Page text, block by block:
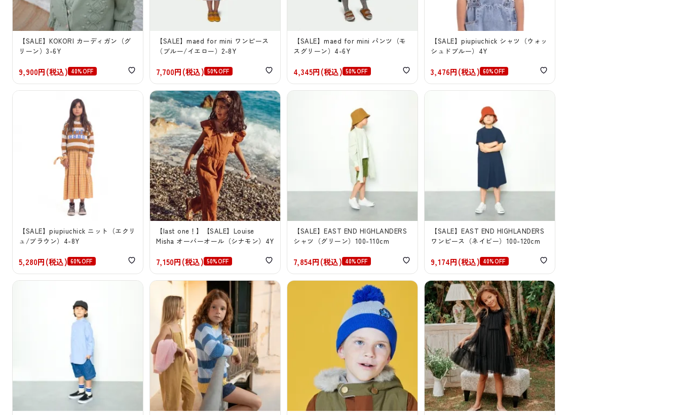
【SALE】KOKORI カーディガン（グ
リーン）3-6Y
9,900円(税込) 40%OFF
【SALE】maed for mini ワンピース
（ブルー/イエロー）2-8Y
7,700円(税込) 50%OFF
【SALE】maed for mini パンツ（モ
スグリーン）4-6Y
4,345円(税込) 50%OFF
【SALE】piupiuchick シャツ（ウォッ
シュドブルー）4Y
3,476円(税込) 60%OFF
【SALE】piupiuchick ニット（エクリ
ュ/ブラウン）4-8Y
5,280円(税込) 60%OFF
【last one！】【SALE】Louise
Misha オーバーオール（シナモン）4Y
7,150円(税込) 50%OFF
【SALE】EAST END HIGHLANDERS
シャツ（グリーン）100-110cm
7,854円(税込) 40%OFF
【SALE】EAST END HIGHLANDERS
ワンピース（ネイビー）100-120cm
9,174円(税込) 40%OFF